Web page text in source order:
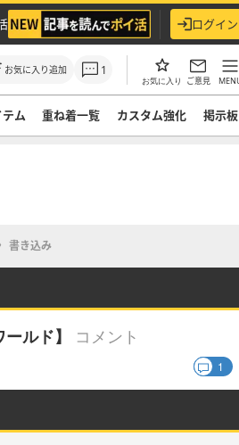
ログイン
お気に入り追加 1
お気に入り ご意見
ム 重ね着一覧 カスタム強化 掲示板
書き込み
ルド】 コメント
1